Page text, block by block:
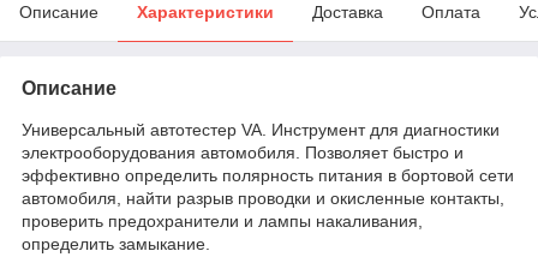
Описание Характеристики Доставка Оплата
Описание
Универсальный автотестер VA. Инструмент для диагностики
электрооборудования автомобиля. Позволяет быстро и
эффективно определить полярность питания в бортовой сети
автомобиля, найти разрыв проводки и окисленные контакты,
проверить предохранители и лампы накаливания,
определить замыкание.